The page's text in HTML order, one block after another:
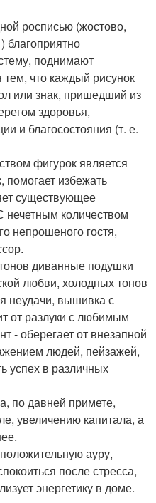
росписью (жостово,
благоприятно
поднимают
тем, что каждый рисунок
или знак, пришедший из
здоровья,
и благосостояния (т. е.
фигурок является
помогает избежать
существующее
нечетным количеством
непрошеного гостя,
диванные подушки
любви, холодных тонов
неудачи, вышивка с
от разлуки с любимым
- оберегает от внезапной
людей, пейзажей,
успех в различных
по давней примете,
увеличению капитала, а
ауру,
после стресса,
энергетику в доме.